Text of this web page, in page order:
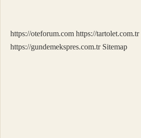
https://oteforum.com https://tartolet.com.tr
https://gundemekspres.com.tr Sitemap